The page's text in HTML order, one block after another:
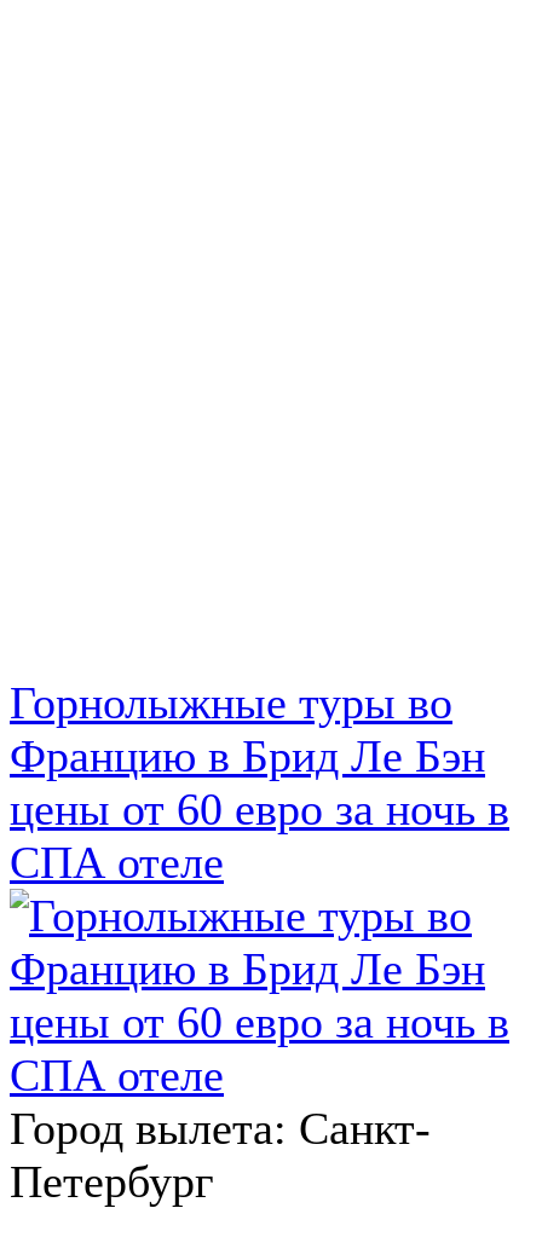
Горнолыжные туры во
Францию в Брид Ле Бэн
цены от 60 евро за ночь в
СПА отеле
Город вылета: Санкт-
Петербург